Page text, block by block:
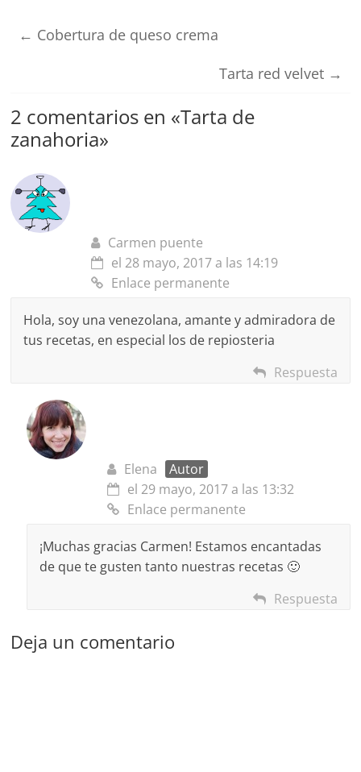
← Cobertura de queso crema
Tarta red velvet →
2 comentarios en «Tarta de
zanahoria»
Carmen puente
el 28 mayo, 2017 a las 14:19
Enlace permanente
Hola, soy una venezolana, amante y admiradora de
tus recetas, en especial los de repiosteria
Respuesta
Elena
Autor
el 29 mayo, 2017 a las 13:32
Enlace permanente
¡Muchas gracias Carmen! Estamos encantadas
de que te gusten tanto nuestras recetas 🙂
Respuesta
Deja un comentario